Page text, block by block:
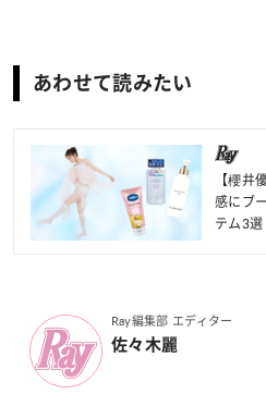
あわせて読みたい
【櫻
感にブ
テム3選
Ray編集部 エディター
佐々木麗